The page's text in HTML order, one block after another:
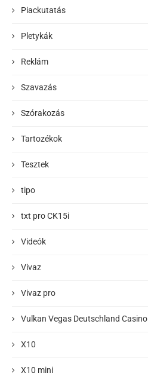
Piackutatás
Pletykák
Reklám
Szavazás
Szórakozás
Tartozékok
Tesztek
tipo
txt pro CK15i
Videók
Vivaz
Vivaz pro
Vulkan Vegas Deutschland Casino
X10
X10 mini